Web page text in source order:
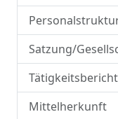
Satzung/
Mittelherkunft